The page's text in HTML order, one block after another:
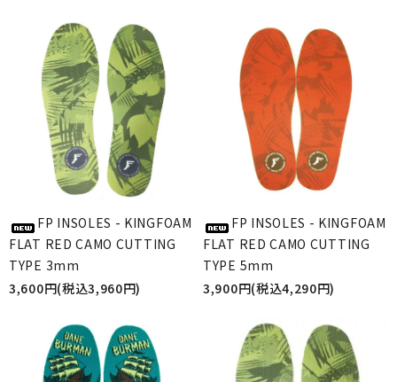
FP INSOLES - KINGFOAM
FLAT RED CAMO CUTTING
TYPE 3mm
3,600円(税込3,960円)
FP INSOLES - KINGFOAM
FLAT RED CAMO CUTTING
TYPE 5mm
3,900円(税込4,290円)